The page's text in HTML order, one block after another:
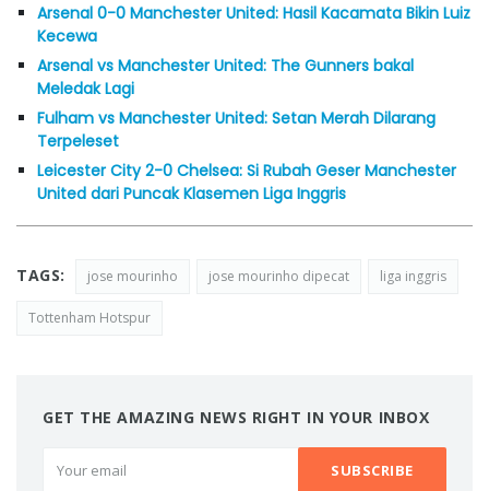
Arsenal 0-0 Manchester United: Hasil Kacamata Bikin Luiz
Kecewa
Arsenal vs Manchester United: The Gunners bakal
Meledak Lagi
Fulham vs Manchester United: Setan Merah Dilarang
Terpeleset
Leicester City 2-0 Chelsea: Si Rubah Geser Manchester
United dari Puncak Klasemen Liga Inggris
TAGS: jose mourinho jose mourinho dipecat liga inggris
Tottenham Hotspur
GET THE AMAZING NEWS RIGHT IN YOUR INBOX